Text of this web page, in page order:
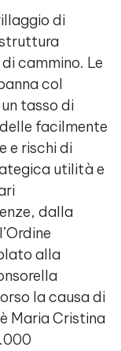
di
cammino. Le
col
tasso di
facilmente
e rischi di
utilità e
dalla
alla
la causa di
Maria Cristina